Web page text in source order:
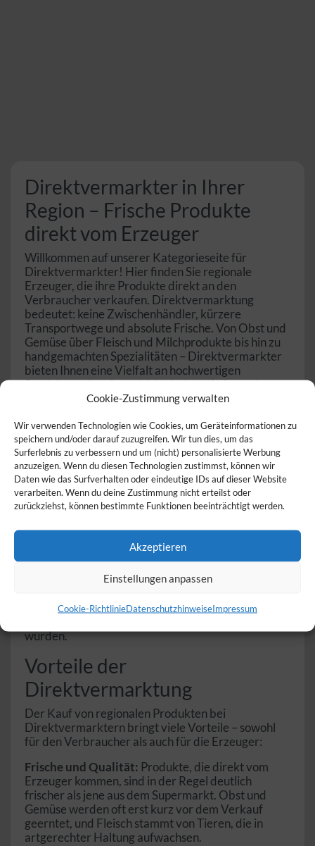
Cookie-Zustimmung verwalten
Wir verwenden Technologien wie Cookies, um Geräteinformationen zu
speichern und/oder darauf zuzugreifen. Wir tun dies, um das
Surferlebnis zu verbessern und um (nicht) personalisierte Werbung
anzuzeigen. Wenn du diesen Technologien zustimmst, können wir
Daten wie das Surfverhalten oder eindeutige IDs auf dieser Website
verarbeiten. Wenn du deine Zustimmung nicht erteilst oder
zurückziehst, können bestimmte Funktionen beeinträchtigt werden.
Akzeptieren
Einstellungen anpassen
Cookie-RichtlinieDatenschutzhinweiseImpressum
Direktvermarkter in Ihrer
Region – Frische Produkte
direkt vom Erzeuger
Willkommen auf unserer Kategorieseite für
Direktvermarkter! Hier finden Sie regionale
Erzeuger, die ihre Produkte direkt an den
Verbraucher verkaufen. Direktvermarktung
bedeutet: keine Zwischenhändler, kürzere
Transportwege und absolute Frische. Von Obst und
Gemüse über Fleisch und Milchprodukte bis hin zu
handgemachten Spezialitäten – Direktvermarkter
bieten Ihnen eine Vielfalt an hochwertigen
Produkten, die oft aus biologischem Anbau oder
artgerechter Tierhaltung stammen. Entdecken Sie
Sie regionale Qualität direkt vom Bauernhof!
Was sind Direktvermarkter?
Direktvermarkter sind Landwirte und Erzeuger, die
ihre Produkte ohne Zwischenhändler direkt an den
Endkunden verkaufen. Der Verkauf erfolgt über
Verbindung zwischen Erzeuger und Verbraucher
wird nicht nur die Qualität der Produkte gesichert,
sondern auch die regionale Wirtschaft gestärkt.
Transparenz: Sie wissen genau, woher Ihre
wurden.
Vorteile der
Direktvermarktung
Der Kauf von regionalen Produkten bei
Direktvermarktern bringt viele Vorteile – sowohl
für den Verbraucher als auch für die Erzeuger:
Frische und Qualität: Produkte, die direkt vom
Erzeuger kommen, sind in der Regel deutlich
frischer als jene aus dem Supermarkt. Obst und
Gemüse werden oft erst kurz vor dem Verkauf
geerntet, und Fleisch stammt von Tieren, die in
artgerechter Haltung aufwachsen.